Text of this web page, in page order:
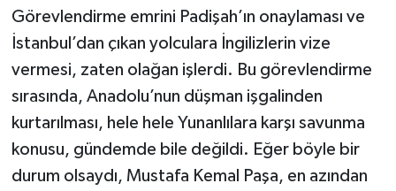
Görevlendirme emrini Padişah’ın onaylaması ve
İstanbul’dan çıkan yolculara İngilizlerin vize
vermesi, zaten olağan işlerdi. Bu görevlendirme
sırasında, Anadolu’nun düşman işgalinden
kurtarılması, hele hele Yunanlılara karşı savunma
konusu, gündemde bile değildi. Eğer böyle bir
durum olsaydı, Mustafa Kemal Paşa, en azından